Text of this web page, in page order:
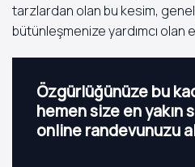
tarzlardan olan bu kesim,
bütünleşmenize yardımcı olan
Özgürlüğünüze bu
hemen size en yakın
online randevunuzu